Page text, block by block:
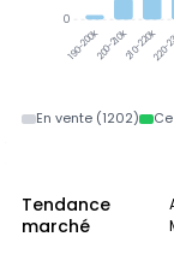
190-200k200-210k210-220k
0
En vente (1202)
Tendance
marché